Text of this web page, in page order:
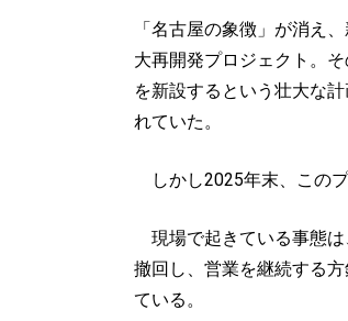
「名古屋の象徴」が消え
大再開発プロジェクト。
を新設するという壮大な
れていた。
しかし2025年末、この
現場で起きている事態は
撤回し、営業を継続する
ている。